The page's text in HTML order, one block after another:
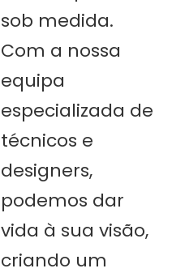
sob medida.
Com a nossa
equipa
especializada de
técnicos e
designers,
podemos dar
vida à sua visão,
criando um